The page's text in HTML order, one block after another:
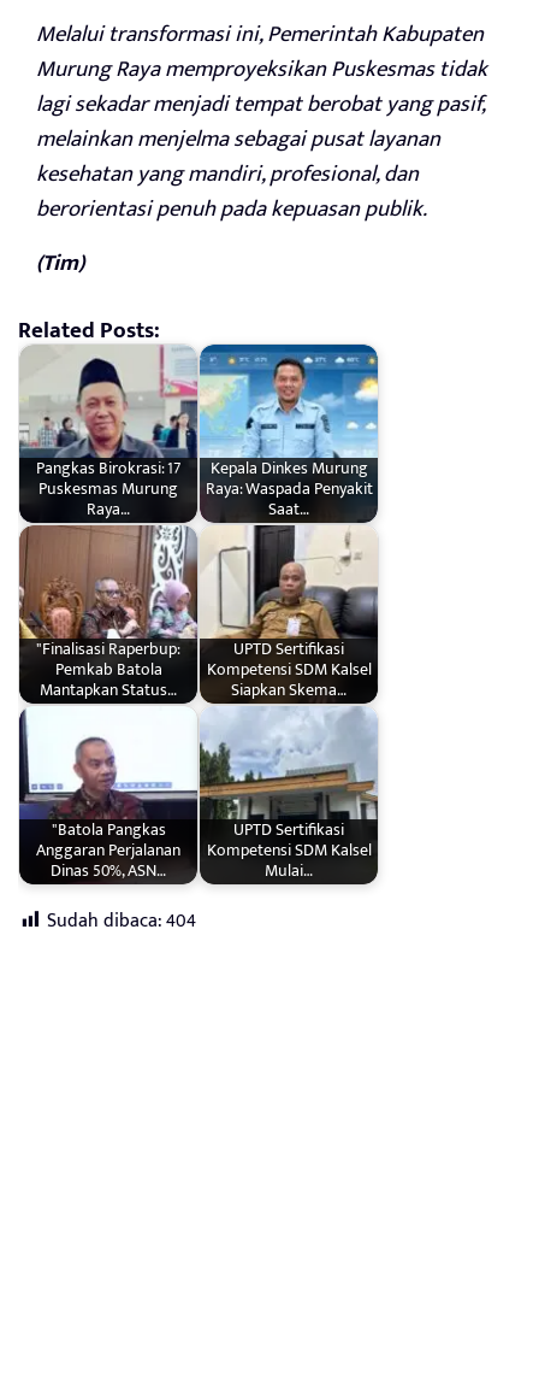
Melalui transformasi ini, Pemerintah Kabupaten
Murung Raya memproyeksikan Puskesmas tidak
lagi sekadar menjadi tempat berobat yang pasif,
melainkan menjelma sebagai pusat layanan
kesehatan yang mandiri, profesional, dan
berorientasi penuh pada kepuasan publik.
(Tim)
Related Posts:
Pangkas Birokrasi: 17
Puskesmas Murung
Raya…
Kepala Dinkes Murung
Raya: Waspada Penyakit
Saat…
"Finalisasi Raperbup:
Pemkab Batola
Mantapkan Status…
UPTD Sertifikasi
Kompetensi SDM Kalsel
Siapkan Skema…
"Batola Pangkas
Anggaran Perjalanan
Dinas 50%, ASN…
UPTD Sertifikasi
Kompetensi SDM Kalsel
Mulai…
Sudah dibaca:404